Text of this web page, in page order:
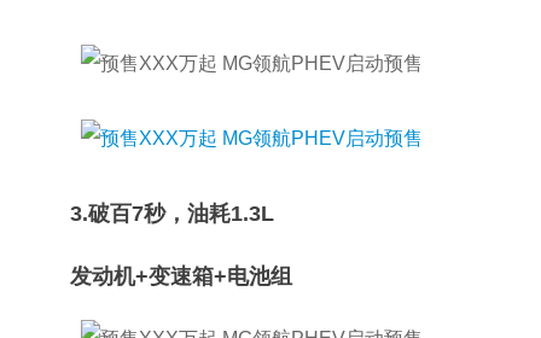
3.破百7秒，油耗1.3L
发动机+变速箱+电池组